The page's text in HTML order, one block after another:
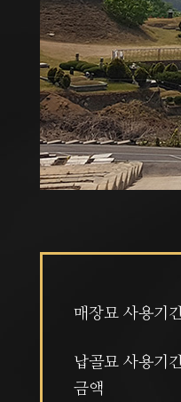
매장묘 사용기
납골묘 사용기
금액